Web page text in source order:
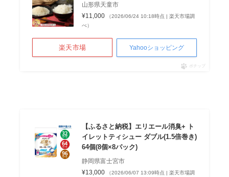
山形県天童市
¥11,000
（2026/06/24 10:18時点 | 楽天市場調
べ）
楽天市場 Yahooショッピング
ポチップ
【ふるさと納税】エリエール消臭+ ト
イレットティシュー ダブル(1.5倍巻き)
64個(8個×8パック)
静岡県富士宮市
¥13,000
（2026/06/07 13:09時点 | 楽天市場調